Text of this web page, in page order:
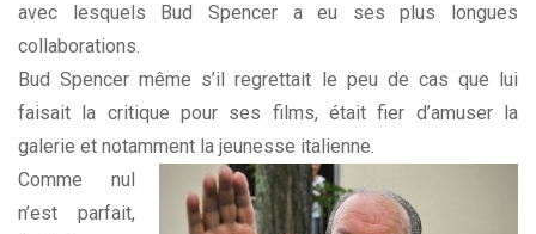
avec lesquels Bud Spencer a eu ses plus longues
collaborations.
Bud Spencer même s’il regrettait le peu de cas que lui
faisait la critique pour ses films, était fier d’amuser la
galerie et notamment la jeunesse italienne.
Comme nul
n’est parfait,